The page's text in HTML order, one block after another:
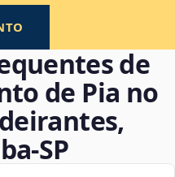
de
de Pia no